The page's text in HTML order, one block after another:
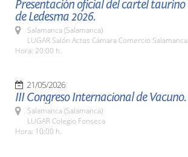
Presentación oficial del cartel taurino
de Ledesma 2026.
Salamanca (Salamanca)
LUGAR Salón Actos Cámara Comercio Salamanca
Hora: 20:00 h.
21/05/2026
III Congreso Internacional de Vacuno.
Salamanca (Salamanca)
LUGAR Colegio Fonseca
Hora: 10:00 h.